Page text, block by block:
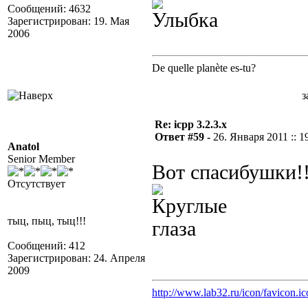
Сообщений: 4632
Зарегистрирован: 19. Мая
2006
De quelle planète es-tu?
Anatol
Senior Member
Отсутствует
тыц, пыц, тыц!!!
Сообщений: 412
Зарегистрирован: 24. Апреля
2009
Re: icpp 3.2.3.x
Ответ #59 - 26. Января 2011 ::
Вот
http://www.lab32.ru/icon/